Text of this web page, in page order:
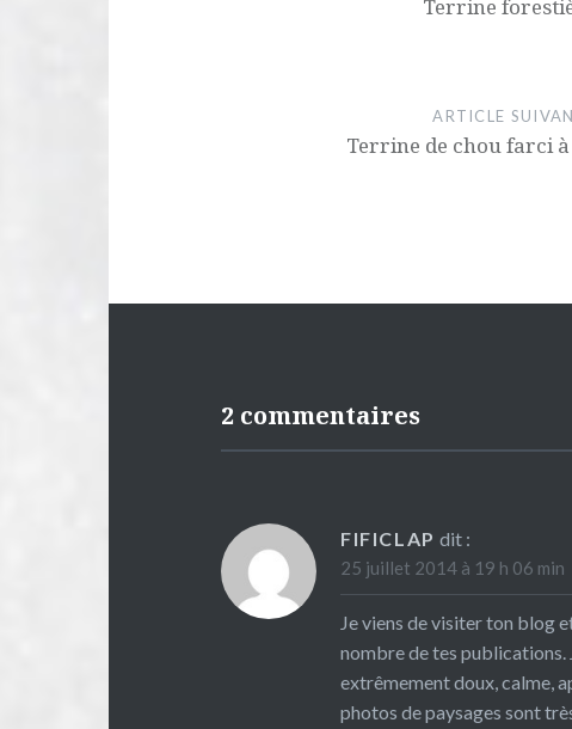
Terrine
ARTICLE
Terrine de chou farci à
2 commentaires
FIFICLAP dit :
25 juillet 2014 à 19 h 06 min
Je viens de visiter ton blog
nombre de tes publications.
extrêmement doux, calme,
photos de paysages sont